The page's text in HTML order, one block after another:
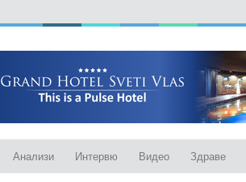
Анализи Интервю Видео Здраве